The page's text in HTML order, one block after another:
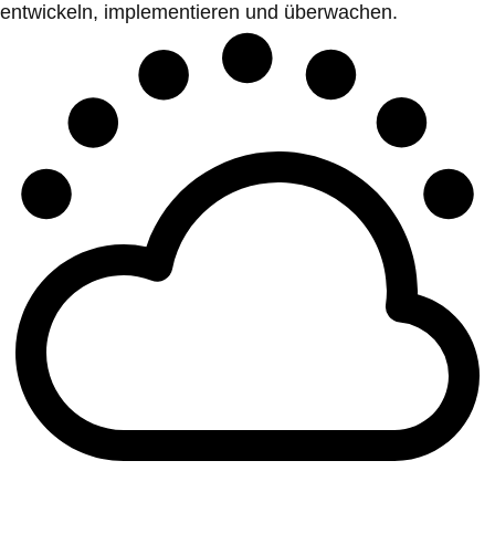
entwickeln, implementieren und überwachen.